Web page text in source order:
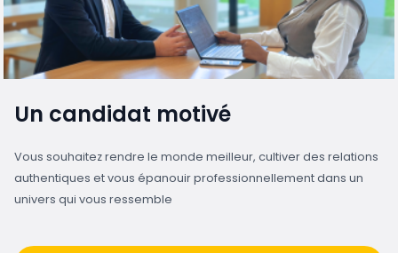
Un candidat motivé
Vous souhaitez rendre le monde meilleur, cultiver des relations
authentiques et vous épanouir professionnellement dans un
univers qui vous ressemble